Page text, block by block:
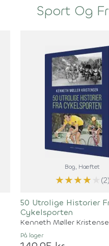
Sport Og
Bog, Hæftet
★★★★ (2)
50 Utrolige Historier
Cykelsporten
Kenneth Møller
På lager